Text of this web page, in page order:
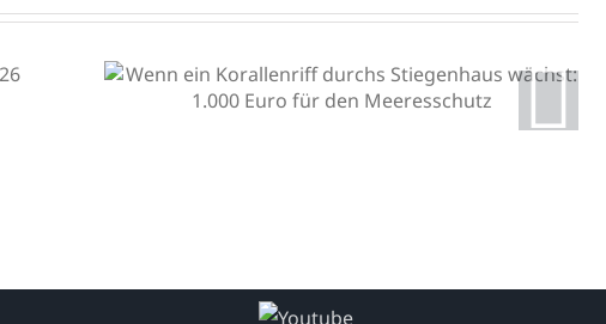
Wenn ein Korallenriff
durchs Stiegenhaus wächst:
1.000 Euro für den